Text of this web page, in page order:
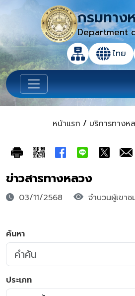
กรมทาง
Department
แผนผังเว็บไซต์
เปลี่ย
ไทย
เปิดกล่องค้นหาข้อมู
หน้าแรก / บริการทางห
ข่าวสารทางหลวง
03/11/2568 จำนวนผู้เขา
ค้นหา
ประเภท